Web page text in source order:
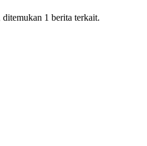
1 berita terkait.